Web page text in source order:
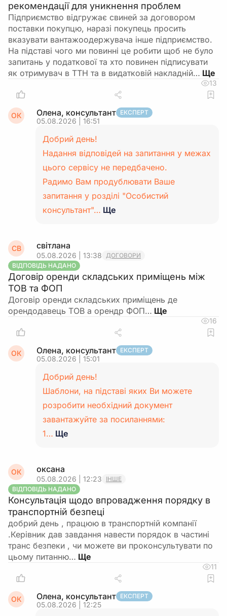
рекомендації для уникнення проблем
Підприємство відгружає свиней за договором
поставки покупцю, наразі покупець просить
вказувати вантажоодержувача інше підприємство.
На підставі чого ми повинні це робити щоб не було
запитань у податкової та хто повинен підписувати
як отримувач в ТТН та в видатковій накладній…
13
ОК Олена, консультант ЕКСПЕРТ
05.08.2026 | 16:51
Добрий день!
Надання відповідей на запитання у межах
цього сервісу не передбачено.
Радимо Вам продублювати Ваше
запитання у розділі "Особистий
консультант"… Ще
СВ світлана
05.08.2026 | 13:38 ДОГОВОРИ
ВІДПОВІДЬ НАДАНО
Договір оренди складських приміщень між
ТОВ та ФОП
Договір оренди складських приміщень де
орендодавець ТОВ а орендр ФОП…
16
ОК Олена, консультант ЕКСПЕРТ
05.08.2026 | 15:01
Добрий день!
Шаблони, на підставі яких Ви можете
розробити необхідний документ
завантажуйте за посиланнями:
1… Ще
ОК оксана
05.08.2026 | 12:23
ІНШЕ
ВІДПОВІДЬ НАДАНО
Консультація щодо впровадження порядку в
транспортній безпеці
добрий день , працюю в транспортній компанії
.Керівник дав завдання навести порядок в частині
транс безпеки , чи можете ви проконсультувати по
цьому питанню…
11
ОК Олена, консультант ЕКСПЕРТ
05.08.2026 | 12:25